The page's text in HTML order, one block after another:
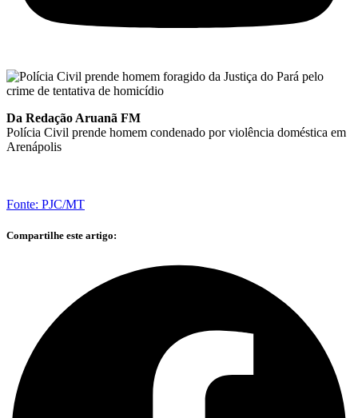
Da Redação Aruanã FM
Polícia Civil prende homem condenado por violência doméstica em
Arenápolis
Fonte: PJC/MT
Compartilhe este artigo: